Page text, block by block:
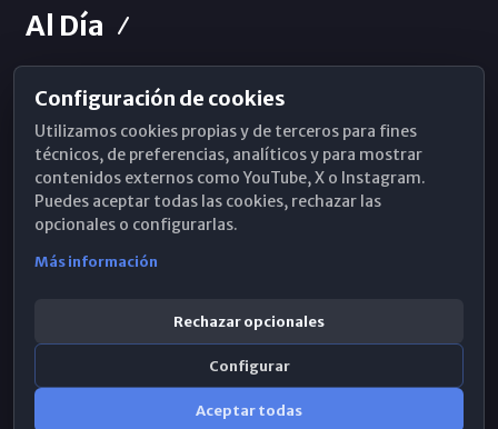
Al Día
Horarios de Misa
Hemeroteca
WhatsApp
Configuración de cookies
Utilizamos cookies propias y de terceros para fines
técnicos, de preferencias, analíticos y para mostrar
contenidos externos como YouTube, X o Instagram.
Puedes aceptar todas las cookies, rechazar las
opcionales o configurarlas.
Más información
Rechazar opcionales
Configurar
Aceptar todas